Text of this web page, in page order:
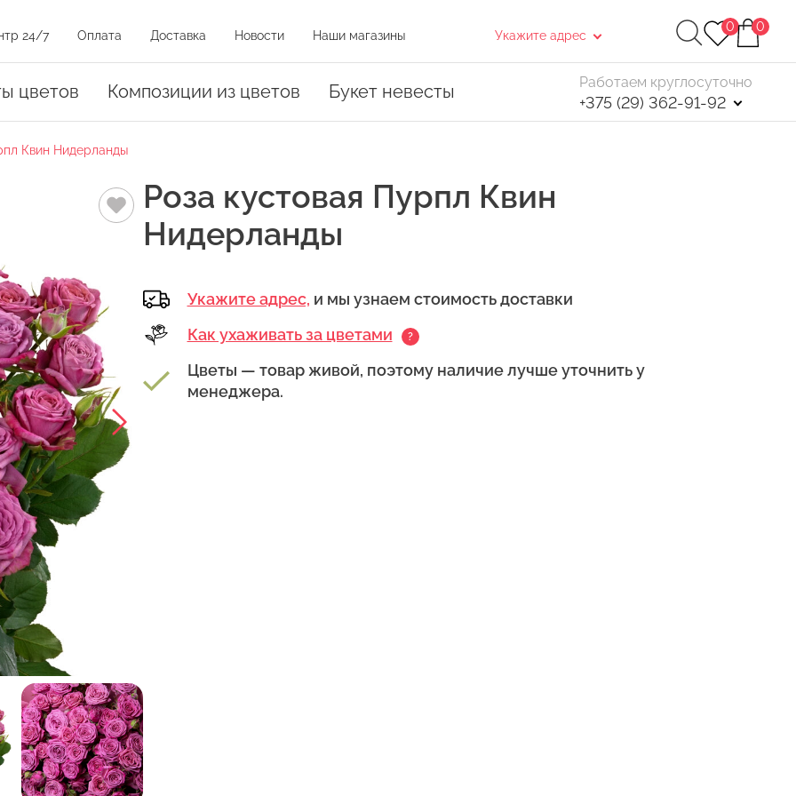
24/7 Оплата Доставка Новости Наши магазины Укажите адрес
0 0
цветов Композиции из цветов Букет невесты Работаем круглосуточно
+375 (29) 362-91-92
Квин Нидерланды
Роза кустовая Пурпл Квин
Нидерланды
Укажите адрес, и мы узнаем стоимость доставки
Как ухаживать за цветами
?
Цветы — товар живой, поэтому наличие лучше уточнить у
менеджера.
на карте
на магазин на карте или нажать на адрес в списке магазинов. После чего, в открывшемся окне нажмите